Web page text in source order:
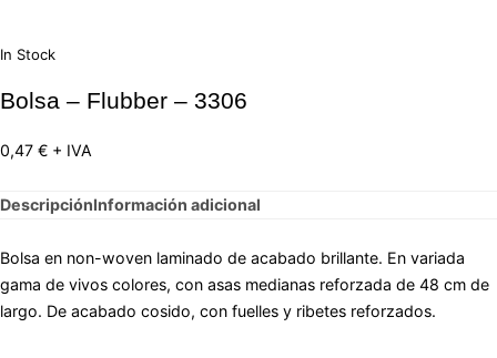
In Stock
Bolsa – Flubber – 3306
0,47 € + IVA
DescripciónInformación adicional
Bolsa en non-woven laminado de acabado brillante. En variada
gama de vivos colores, con asas medianas reforzada de 48 cm de
largo. De acabado cosido, con fuelles y ribetes reforzados.